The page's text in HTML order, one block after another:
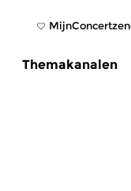
Themakanalen